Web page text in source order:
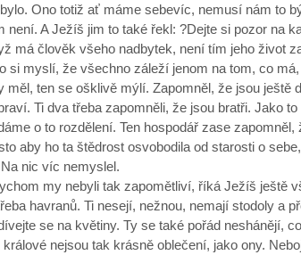
Ono totiž ať máme sebevíc, nemusí nám to
není. A Ježíš jim to také řekl: ?Dejte si pozor na
má člověk všeho nadbytek, není tím jeho život
si myslí, že všechno záleží jenom na tom, co
měl, ten se ošklivě mýlí. Zapomněl, že jsou ještě
Ti dva třeba zapomněli, že jsou bratři. Jako
o to rozdělení. Ten hospodář zase zapomněl,
aby ho ta štědrost osvobodila od starosti o
nic víc nemyslel.
my nebyli tak zapomětliví, říká Ježíš ještě
havranů. Ti nesejí, nežnou, nemají stodoly a
se na květiny. Ty se také pořád neshánějí,
králové nejsou tak krásně oblečení, jako ony.